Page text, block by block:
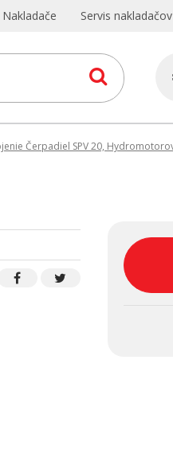
Nakladače Servis nakladačov
Čerpadiel SPV 20,